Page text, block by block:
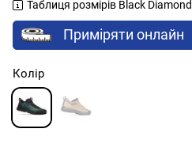
Таблиця розмірів Black Diamond
Приміряти онлайн
Колір